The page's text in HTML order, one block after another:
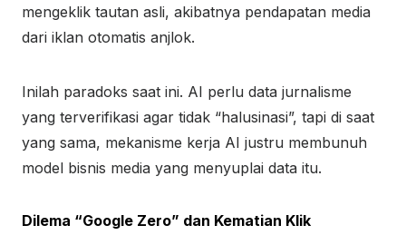
mengeklik tautan asli, akibatnya pendapatan media
dari iklan otomatis anjlok.
Inilah paradoks saat ini. AI perlu data jurnalisme
yang terverifikasi agar tidak “halusinasi”, tapi di saat
yang sama, mekanisme kerja AI justru membunuh
model bisnis media yang menyuplai data itu.
Dilema “Google Zero” dan Kematian Klik